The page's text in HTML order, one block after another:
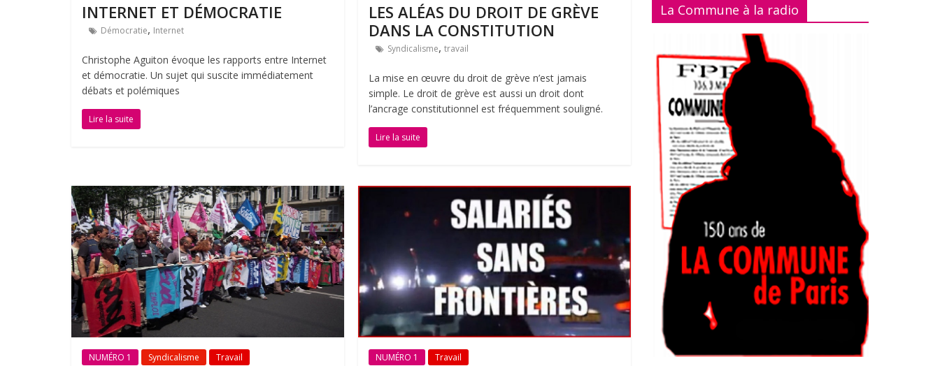
INTERNET ET DÉMOCRATIE
Démocratie, Internet
Christophe Aguiton évoque les rapports entre Internet
et démocratie. Un sujet qui suscite immédiatement
débats et polémiques
Lire la suite
LES ALÉAS DU DROIT DE GRÈVE
DANS LA CONSTITUTION
Syndicalisme,travail
La mise en œuvre du droit de grève n’est jamais
simple. Le droit de grève est aussi un droit dont
l’ancrage constitutionnel est fréquemment souligné.
Lire la suite
NUMÉRO 1 Syndicalisme Travail NUMÉRO 1 Travail
La Commune à la radio